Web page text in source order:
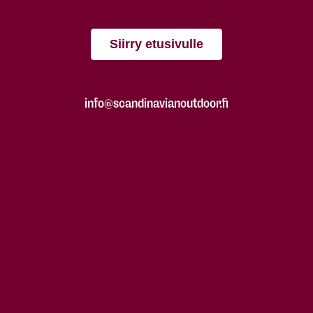
Siirry etusivulle
info@scandinavianoutdoor.fi